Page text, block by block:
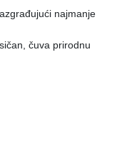
najmanje
čuva prirodnu